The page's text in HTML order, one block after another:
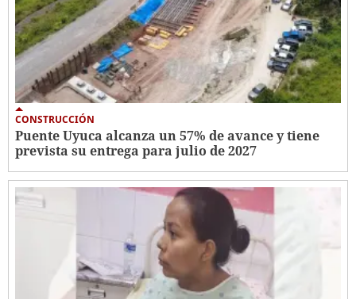
CONSTRUCCIÓN
Puente Uyuca alcanza un 57% de avance y tiene
prevista su entrega para julio de 2027